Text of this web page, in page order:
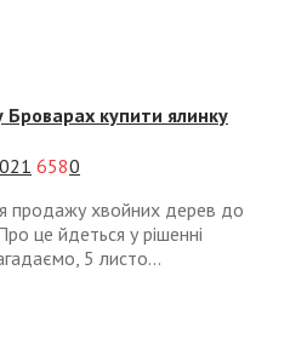
купити ялинку
6580
продажу хвойних дерев до
це йдеться у рішенні
5 листо...